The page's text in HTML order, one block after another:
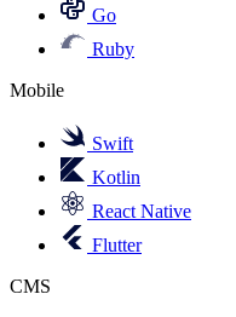
Go
Ruby
Mobile
Swift
Kotlin
React Native
Flutter
CMS